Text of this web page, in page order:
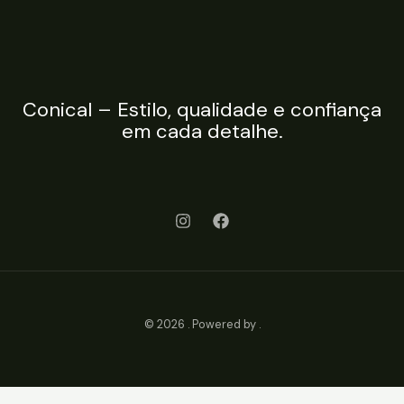
Conical – Estilo, qualidade e confiança
em cada detalhe.
© 2026 . Powered by .